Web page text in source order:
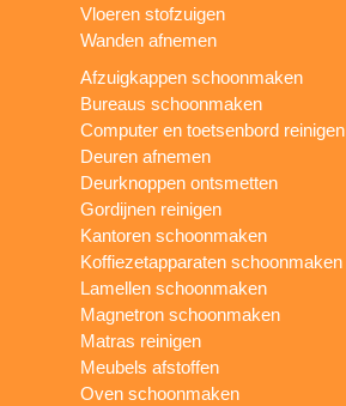
Vloeren stofzuigen
Wanden afnemen
Afzuigkappen schoonmaken
Bureaus schoonmaken
Computer en toetsenbord reinigen
Deuren afnemen
Deurknoppen ontsmetten
Gordijnen reinigen
Kantoren schoonmaken
Koffiezetapparaten schoonmaken
Lamellen schoonmaken
Magnetron schoonmaken
Matras reinigen
Meubels afstoffen
Oven schoonmaken